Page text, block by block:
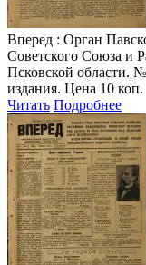
Вперед : Орган
Советского Союза и
Псковской области.
издания. Цена 10 коп.
Читать Подробнее